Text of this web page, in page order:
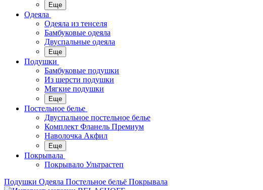
Еще
Одеяла
Одеяла из тенселя
Бамбуковые одеяла
Двуспальные одеяла
Еще
Подушки
Бамбуковые подушки
Из шерсти подушки
Мягкие подушки
Еще
Постельное белье
Двуспальное постельное белье
Комплект Фланель Премиум
Наволочка Акфил
Еще
Покрывала
Покрывало Ультрастеп
Подушки Одеяла Постельное бельё Покрывала